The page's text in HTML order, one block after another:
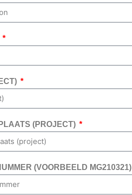
(PROJECT)
(VOORBEELD MG210321)